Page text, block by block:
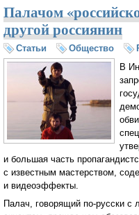
Палачом
другой россиянин
Статьи Общество
В
и большая часть
с известным мастерством,
и видеоэффекты.
Палач, говорящий по-русски с